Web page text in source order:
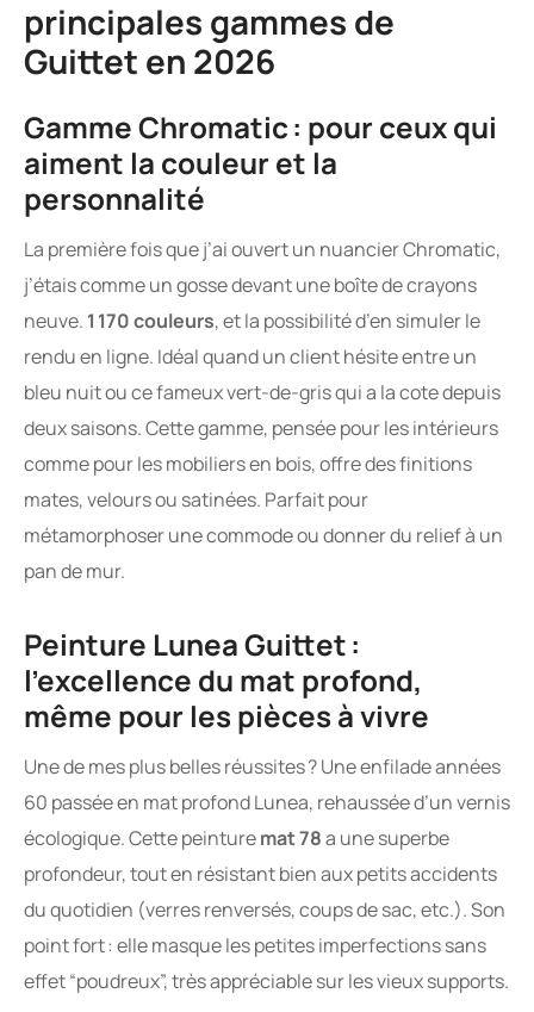
principales gammes de
Guittet en 2026
Gamme Chromatic : pour ceux qui
aiment la couleur et la
personnalité
La première fois que j’ai ouvert un nuancier Chromatic,
j’étais comme un gosse devant une boîte de crayons
neuve. 1 170 couleurs, et la possibilité d’en simuler le
rendu en ligne. Idéal quand un client hésite entre un
bleu nuit ou ce fameux vert-de-gris qui a la cote depuis
deux saisons. Cette gamme, pensée pour les intérieurs
comme pour les mobiliers en bois, offre des finitions
mates, velours ou satinées. Parfait pour
métamorphoser une commode ou donner du relief à un
pan de mur.
Peinture Lunea Guittet :
l’excellence du mat profond,
même pour les pièces à vivre
Une de mes plus belles réussites ? Une enfilade années
60 passée en mat profond Lunea, rehaussée d’un vernis
écologique. Cette peinturemat 78a une superbe
profondeur, tout en résistant bien aux petits accidents
du quotidien (verres renversés, coups de sac, etc.). Son
point fort : elle masque les petites imperfections sans
effet “poudreux”, très appréciable sur les vieux supports.